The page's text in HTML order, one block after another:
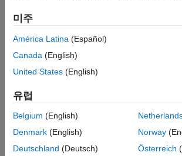
미주
América Latina (Español)
Canada (English)
United States (English)
유럽
Belgium (English)
Denmark (English)
Deutschland (Deutsch)
Norway
Österreich
신뢰 센터 등록 상표 개인정보 취급방침
애플리케이션 상태